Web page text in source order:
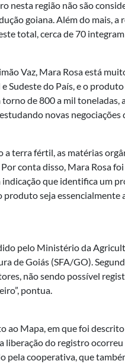
nesta região não são
goiana. Além do mais,
total, cerca de 70
Vaz, Mara Rosa está
Sudeste do País, e o
de 800 a mil
novas negociações
terra fértil, as matérias
conta disso, Mara Rosa
indicação que identifica
seja
pelo Ministério da
de Goiás (SFA/GO).
não sendo possível
pontua.
Mapa, em que foi
do registro
pela cooperativa, que